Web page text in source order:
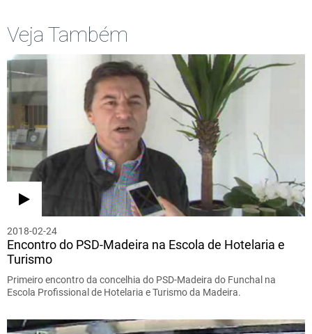
Veja Também
2018-02-24
Encontro do PSD-Madeira na Escola de Hotelaria e
Turismo
Primeiro encontro da concelhia do PSD-Madeira do Funchal na
Escola Profissional de Hotelaria e Turismo da Madeira.